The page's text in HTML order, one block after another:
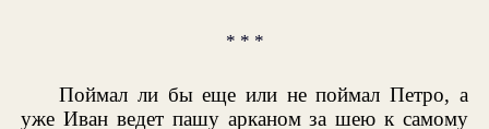
* * *
Поймал ли бы еще или не поймал Петро, а
уже Иван ведет пашу арканом за шею к самому